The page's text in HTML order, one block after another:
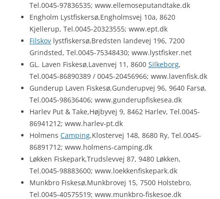
Tel.0045-97836535; www.ellemoseputandtake.dk
Engholm Lystfiskersø,Engholmsvej 10a, 8620
Kjellerup, Tel.0045-20323555; www.ept.dk
Filskov lystfiskersø,Bredsten landevej 196, 7200
Grindsted, Tel.0045-75348430; www.lystfisker.net
GL. Laven Fiskesø,Lavenvej 11, 8600 Silkeborg,
Tel.0045-86890389 / 0045-20456966; www.lavenfisk.dk
Gunderup Laven Fiskesø,Gunderupvej 96, 9640 Farsø,
Tel.0045-98636406; www.gunderupfiskesea.dk
Harlev Put & Take,Højbyvej 9, 8462 Harlev, Tel.0045-
86941212; www.harlev-pt.dk
Holmens Camping,Klostervej 148, 8680 Ry, Tel.0045-
86891712; www.holmens-camping.dk
Løkken Fiskepark,Trudslevvej 87, 9480 Løkken,
Tel.0045-98883600; www.loekkenfiskepark.dk
Munkbro Fiskesø,Munkbrovej 15, 7500 Holstebro,
Tel.0045-40575519; www.munkbro-fiskesoe.dk